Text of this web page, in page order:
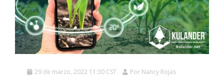
HOT
HOT
29 de marzo, 2022 11:30 CST Por Nancy Rojas